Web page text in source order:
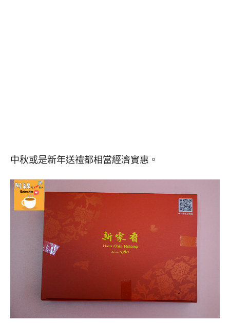
中秋或是新年送禮都相當經濟實惠。